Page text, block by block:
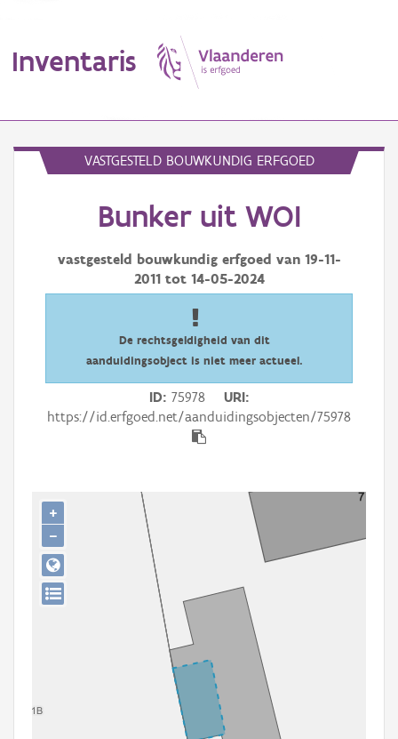
Inventaris
Aanduidingsobject
Waarneming
Persoon of collectief
Aanmelden
VASTGESTELD BOUWKUNDIG ERFGOED
Bunker uit WOI
vastgesteld bouwkundig erfgoed van 19-11-
2011tot 14-05-2024
De rechtsgeldigheid van dit
aanduidingsobject is niet meer actueel.
ID 75978
URI
https://id.erfgoed.net/aanduidingsobjecten/75978
+
−